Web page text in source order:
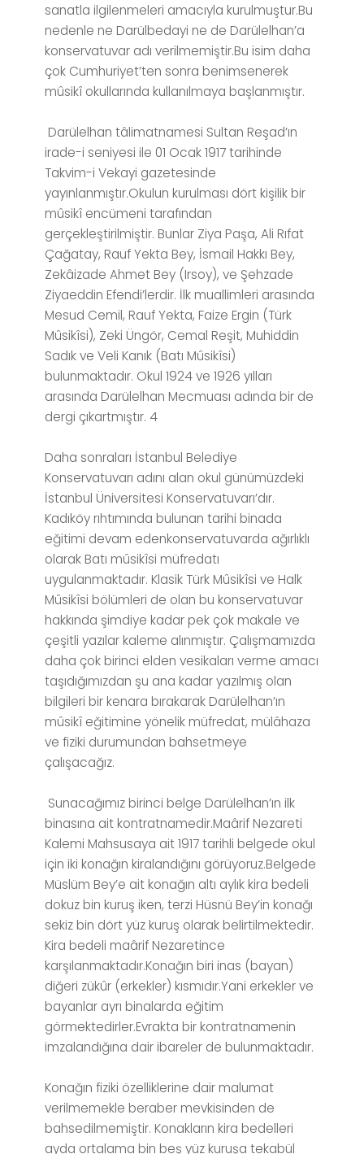
sanatla ilgilenmeleri amacıyla kurulmuştur.Bu
nedenle ne Darülbedayi ne de Darülelhan’a
konservatuvar adı verilmemiştir.Bu isim daha
çok Cumhuriyet’ten sonra benimsenerek
mûsikî okullarında kullanılmaya başlanmıştır.
Darülelhan tâlimatnamesi Sultan Reşad’ın
irade-i seniyesi ile 01 Ocak 1917 tarihinde
Takvim-i Vekayi gazetesinde
yayınlanmıştır.Okulun kurulması dört kişilik bir
mûsikî encümeni tarafından
gerçekleştirilmiştir. Bunlar Ziya Paşa, Ali Rıfat
Çağatay, Rauf Yekta Bey, İsmail Hakkı Bey,
Zekâizade Ahmet Bey (Irsoy), ve Şehzade
Ziyaeddin Efendi’lerdir. İlk muallimleri arasında
Mesud Cemil, Rauf Yekta, Faize Ergin (Türk
Mûsikîsi), Zeki Üngör, Cemal Reşit, Muhiddin
Sadık ve Veli Kanık (Batı Mûsikîsi)
bulunmaktadır. Okul 1924 ve 1926 yılları
arasında Darülelhan Mecmuası adında bir de
dergi çıkartmıştır. 4
Daha sonraları İstanbul Belediye
Konservatuvarı adını alan okul günümüzdeki
İstanbul Üniversitesi Konservatuvarı’dır.
Kadıköy rıhtımında bulunan tarihi binada
eğitimi devam edenkonservatuvarda ağırlıklı
olarak Batı mûsikîsi müfredatı
uygulanmaktadır. Klasik Türk Mûsikîsi ve Halk
Mûsikîsi bölümleri de olan bu konservatuvar
hakkında şimdiye kadar pek çok makale ve
çeşitli yazılar kaleme alınmıştır. Çalışmamızda
daha çok birinci elden vesikaları verme amacı
taşıdığımızdan şu ana kadar yazılmış olan
bilgileri bir kenara bırakarak Darülelhan’ın
mûsikî eğitimine yönelik müfredat, mülâhaza
ve fiziki durumundan bahsetmeye
çalışacağız.
Sunacağımız birinci belge Darülelhan’ın ilk
binasına ait kontratnamedir.Maârif Nezareti
Kalemi Mahsusaya ait 1917 tarihli belgede okul
için iki konağın kiralandığını görüyoruz.Belgede
Müslüm Bey’e ait konağın altı aylık kira bedeli
dokuz bin kuruş iken, terzi Hüsnü Bey’in konağı
sekiz bin dört yüz kuruş olarak belirtilmektedir.
Kira bedeli maârif Nezaretince
karşılanmaktadır.Konağın biri inas (bayan)
diğeri zükûr (erkekler) kısmıdır.Yani erkekler ve
bayanlar ayrı binalarda eğitim
görmektedirler.Evrakta bir kontratnamenin
imzalandığına dair ibareler de bulunmaktadır.
Konağın fiziki özelliklerine dair malumat
verilmemekle beraber mevkisinden de
bahsedilmemiştir. Konakların kira bedelleri
ayda ortalama bin beş yüz kuruşa tekabül